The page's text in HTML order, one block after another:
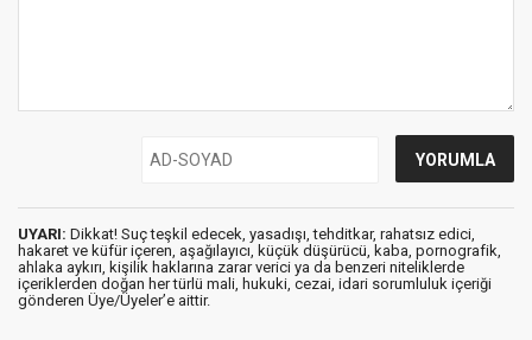
UYARI: Dikkat! Suç teşkil edecek, yasadışı, tehditkar, rahatsız edici,
hakaret ve küfür içeren, aşağılayıcı, küçük düşürücü, kaba, pornografik,
ahlaka aykırı, kişilik haklarına zarar verici ya da benzeri niteliklerde
içeriklerden doğan her türlü mali, hukuki, cezai, idari sorumluluk içeriği
gönderen Üye/Üyeler’e aittir.